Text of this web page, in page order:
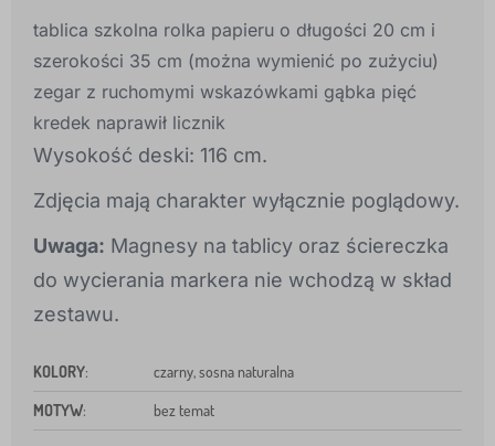
tablica szkolna rolka papieru o długości 20 cm i
szerokości 35 cm (można wymienić po zużyciu)
zegar z ruchomymi wskazówkami gąbka pięć
kredek naprawił licznik
Wysokość deski: 116 cm.
Zdjęcia mają charakter wyłącznie poglądowy.
Uwaga: Magnesy na tablicy oraz ściereczka
do wycierania markera nie wchodzą w skład
zestawu.
KOLORY: czarny, sosna naturalna
MOTYW: bez temat